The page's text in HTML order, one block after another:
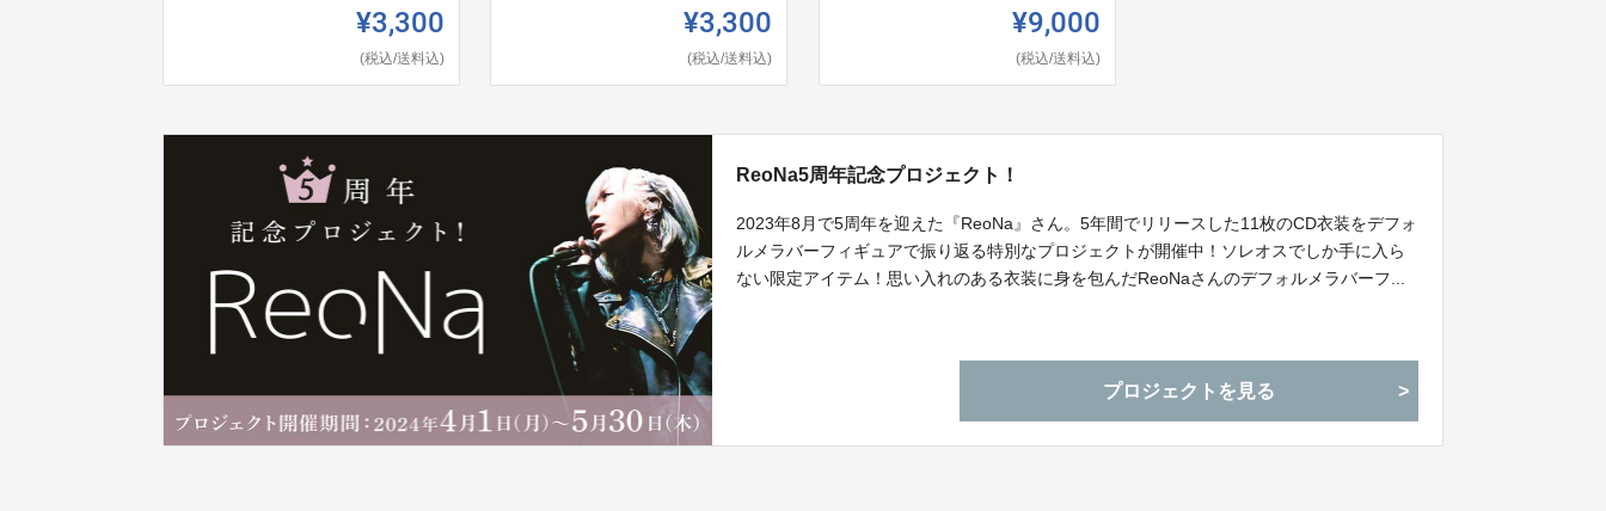
¥3,300
(税込/送料込)
¥3,300
(税込/送料込)
¥9,000
(税込/送料込)
ReoNa5周年記念プロジェクト！
2023年8月で5周年を迎えた『ReoNa』さん。5年間でリリースした11枚のCD衣装をデフォ
ルメラバーフィギュアで振り返る特別なプロジェクトが開催中！ソレオスでしか手に入ら
ない限定アイテム！思い入れのある衣装に身を包んだReoNaさんのデフォルメラバーフ...
プロジェクトを見る